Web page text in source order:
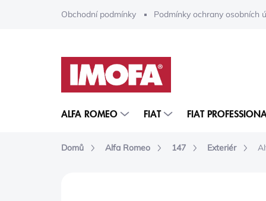
Obchodní podmínky Podmínky ochrany osobních
ALFA ROMEO FIAT FIAT
Domů Alfa Romeo 147 Exteriér